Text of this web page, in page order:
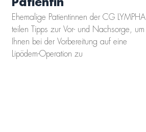
Patientin
Ehemalige Patientinnen der CG LYMPHA
teilen Tipps zur Vor- und Nachsorge, um
Ihnen bei der Vorbereitung auf eine
Lipödem-Operation zu